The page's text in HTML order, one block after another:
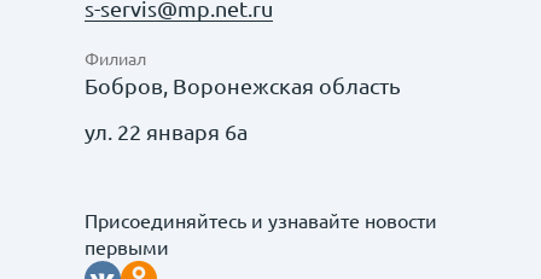
s-servis@mp.net.ru
Филиал
Бобров, Воронежская область
ул. 22 января 6а
Присоединяйтесь и узнавайте новости
первыми